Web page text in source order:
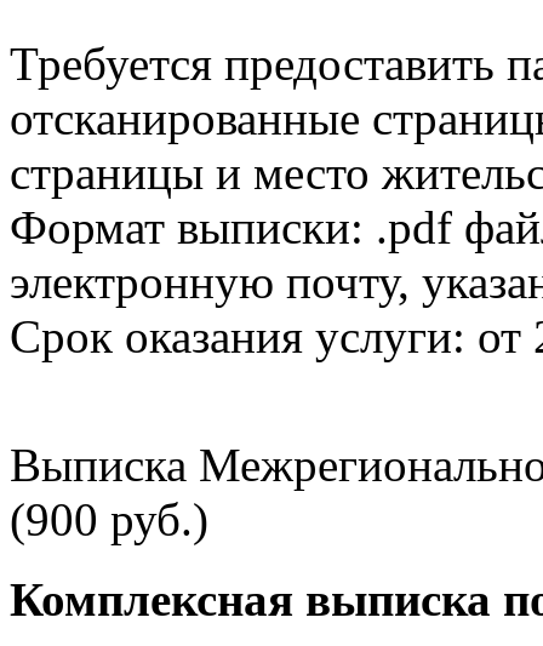
Требуется предоставить
отсканированные
страницы и место
Формат выписки: .pdf
электронную почту,
Срок оказания услуги: от
Выписка
(900 руб.)
Комплексная выписка